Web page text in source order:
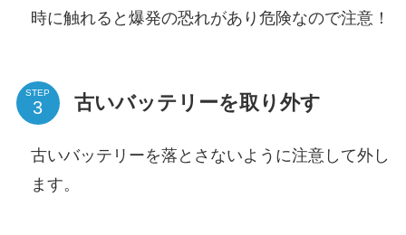
時に触れると爆発の恐れがあり危険なので注意！
STEP 古いバッテリーを取り外す
古いバッテリーを落とさないように注意して外し
ます。